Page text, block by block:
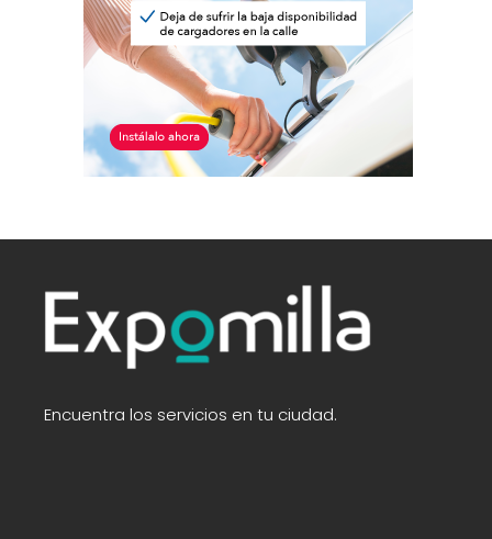
Encuentra los servicios en tu ciudad.